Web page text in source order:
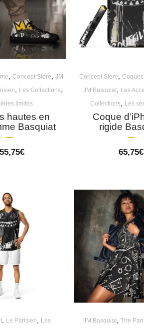
,Concept Store,JM
, Les Collections,
limités
hautes en
Basquiat
€
Concept Store,
JM Basquiat, Les
Collections, Les
Coque
rigide
65,75€
, Le Parisien, Les
JM Basquiat, The